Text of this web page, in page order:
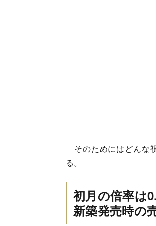
そのためにはどんな
る。
初月の倍率は
新築発売時の